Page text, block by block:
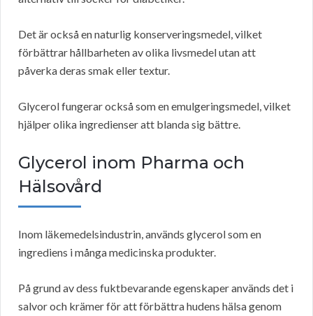
Det är också en naturlig konserveringsmedel, vilket
förbättrar hållbarheten av olika livsmedel utan att
påverka deras smak eller textur.
Glycerol fungerar också som en emulgeringsmedel, vilket
hjälper olika ingredienser att blanda sig bättre.
Glycerol inom Pharma och
Hälsovård
Inom läkemedelsindustrin, används glycerol som en
ingrediens i många medicinska produkter.
På grund av dess fuktbevarande egenskaper används det i
salvor och krämer för att förbättra hudens hälsa genom